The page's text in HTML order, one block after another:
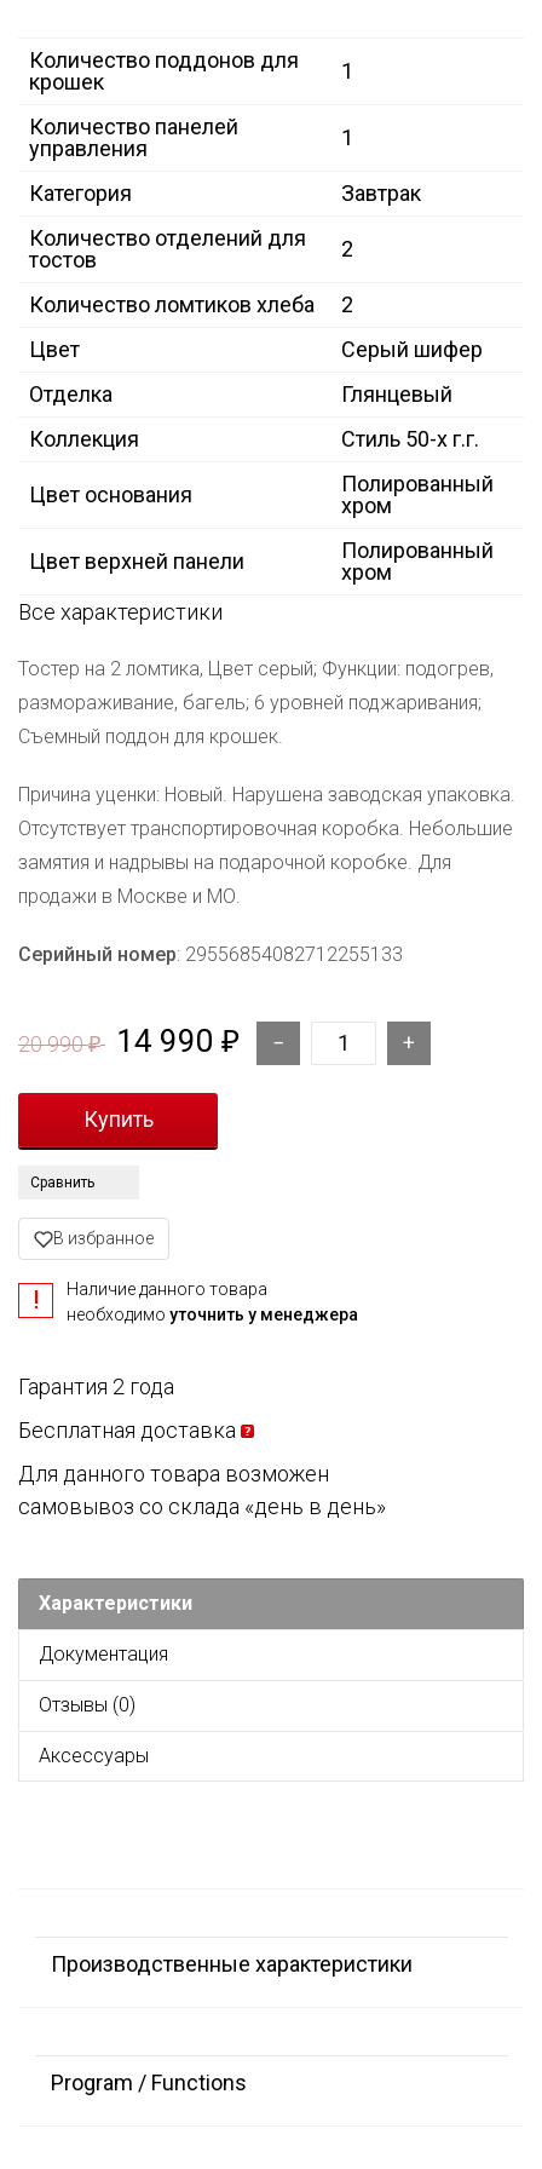
Количество поддонов для
крошек
1
Количество панелей
управления
1
Категория
Завтрак
Количество отделений для
тостов
2
Количество ломтиков хлеба
2
Цвет
Серый шифер
Отделка
Глянцевый
Коллекция
Стиль 50-х г.г.
Цвет основания
Полированный
хром
Цвет верхней панели
Полированный
хром
Все характеристики
Тостер на 2 ломтика, Цвет серый; Функции: подогрев,
размораживание, багель; 6 уровней поджаривания;
Съемный поддон для крошек.
Причина уценки: Новый. Нарушена заводская упаковка.
Отсутствует транспортировочная коробка. Небольшие
замятия и надрывы на подарочной коробке. Для
продажи в Москве и МО.
Серийный номер: 29556854082712255133
20 990₽ 14 990 ₽
Сравнить
В избранное
Наличие данного товара
необходимо уточнить у менеджера
Гарантия 2 года
Бесплатная доставка
Для данного товара возможен
самовывоз со склада «день в день»
Характеристики
Документация
Отзывы (0)
Аксессуары
Производственные характеристики
Program / Functions